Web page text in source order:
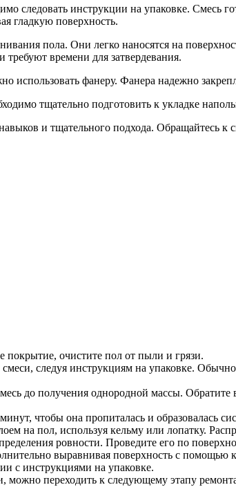
следовать инструкции на упаковке. Смесь
гладкую поверхность.
пола. Они легко наносятся на
времени для затвердевания.
использовать фанеру. Фанера надежно
тщательно подготовить к укладке
и тщательного подхода. Обращайтесь
покрытие, очистите пол от пыли и грязи.
следуя инструкциям на упаковке.
до получения однородной массы.
чтобы она пропиталась и образовалась
на пол, используя кельму или лопатку.
ровности. Проведите его по
выравнивая поверхность с помощью
с инструкциями на упаковке.
переходить к следующему этапу